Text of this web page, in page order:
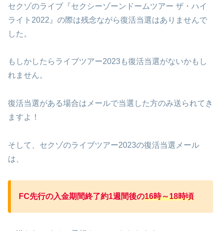
セクゾのライブ『セクシーゾーンドームツアー ザ・ハイ
ライト2022』の際は残念ながら復活当選はありませんで
した。
もしかしたらライブツアー2023も復活当選がないかもし
れません。
復活当選がある場合はメールで当選した方のみ送られてき
ますよ！
そして、セクゾのライブツアー2023の復活当選メール
は、
FC先行の入金期間終了約1週間後の16時～18時頃